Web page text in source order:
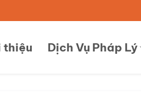
thiệu Dịch Vụ Pháp Lý